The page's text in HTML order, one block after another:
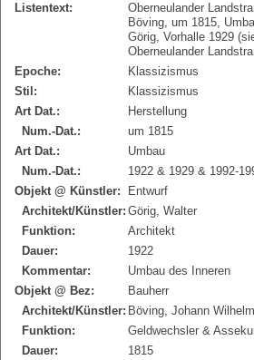
Listentext:
Oberneulander
Böving, um 1815,
Görig, Vorhalle 1929
Oberneulander
Epoche:
Klassizismus
Stil:
Klassizismus
Art Dat.:
Herstellung
Num.-Dat.:
um 1815
Art Dat.:
Umbau
Num.-Dat.:
1922 & 1929 & 1992-
Objekt @ Künstler:
Entwurf
Architekt/Künstler: Görig, Walter
Funktion:
Architekt
Dauer:
1922
Kommentar:
Umbau des Inneren
Objekt @ Bez:
Bauherr
Architekt/Künstler: Böving, Johann Wilhelm
Funktion:
Geldwechsler &
Dauer:
1815